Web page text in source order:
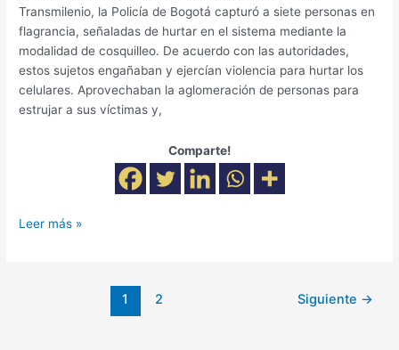
Transmilenio, la Policía de Bogotá capturó a siete personas en
flagrancia, señaladas de hurtar en el sistema mediante la
modalidad de cosquilleo. De acuerdo con las autoridades,
estos sujetos engañaban y ejercían violencia para hurtar los
celulares. Aprovechaban la aglomeración de personas para
estrujar a sus víctimas y,
Comparte!
Leer más »
1 2 Siguiente →